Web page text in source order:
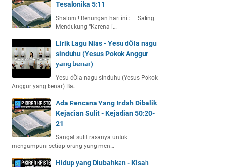
Tesalonika 5:11
Shalom ! Renungan hari ini : Saling
Mendukung “Karena i…
Lirik Lagu Nias - Yesu dÖla nagu
sinduhu (Yesus Pokok Anggur
yang benar)
Yesu dÖla nagu sinduhu (Yesus Pokok
Anggur yang benar) Ba…
Ada Rencana Yang Indah Dibalik
Kejadian Sulit - Kejadian 50:20-
21
Sangat sulit rasanya untuk
mengampuni setiap orang yang men…
Hidup yang Diubahkan - Kisah